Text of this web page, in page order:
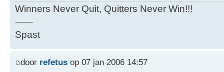
Winners Never Quit, Quitters Never Win!!!
------
Spast
door refetus op 07 jan 2006 14:57